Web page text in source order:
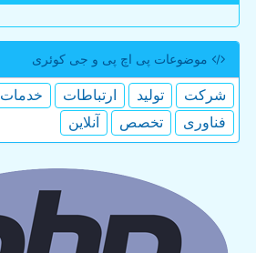
موضوعات پی اچ پی و جی كوئری
شركت تولید ارتباطات خدمات
فناوری
تخصص آنلاین